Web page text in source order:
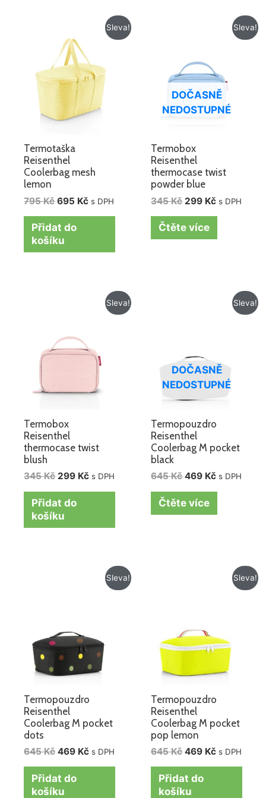
Sleva!
Termotaška
Reisenthel
Coolerbag mesh
lemon
795Kč
cena
byla:
795 Kč.
695 Kč
Aktuální
cena
695 Kč.
s DPH
Přidat do
košíku
Sleva!
DOČASNĚ
NEDOSTUPNÉ
Termobox
Reisenthel
thermocase twist
powder blue
345Kč 299 Kč
Aktuální
cena
s DPH
Čtěte více
Sleva!
Termobox
Reisenthel
thermocase twist
blush
345Kč 299 Kč
Aktuální
cena
s DPH
Přidat do
košíku
Sleva!
DOČASNĚ
NEDOSTUPNÉ
Termopouzdro
Reisenthel
Coolerbag M pocket
black
645Kč 469 Kč
Aktuální
cena
s DPH
Čtěte více
Sleva!
Termopouzdro
Reisenthel
Coolerbag M pocket
dots
645Kč 469 Kč
Aktuální
cena
s DPH
Přidat do
košíku
Sleva!
Termopouzdro
Reisenthel
Coolerbag M pocket
pop lemon
645Kč 469 Kč
Aktuální
cena
s DPH
Přidat do
košíku